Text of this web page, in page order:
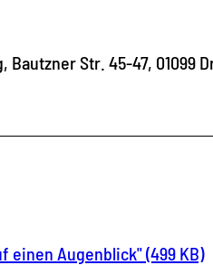
Str. 45-47, 01099
einen Augenblick" (499 KB)